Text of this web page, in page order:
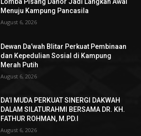
Menuju Kampung Pancasila
August 6, 2026
Dewan Da’wah Blitar Perkuat Pembinaan
dan Kepedulian Sosial di Kampung
Merah Putih
August 6, 2026
DA’I MUDA PERKUAT SINERGI DAKWAH
DALAM SILATURAHMI BERSAMA DR. KH.
FATHUR ROHMAN, M.PD.I
August 6, 2026